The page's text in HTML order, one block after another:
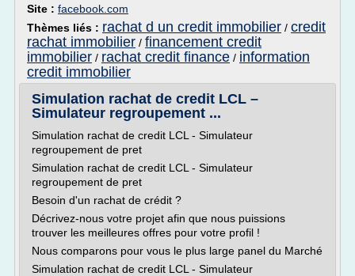
Site : facebook.com
Thèmes liés : rachat d un credit immobilier / credit
rachat immobilier / financement credit
immobilier / rachat credit finance / information
credit immobilier
Simulation rachat de credit LCL –
Simulateur regroupement ...
Simulation rachat de credit LCL - Simulateur
regroupement de pret
Simulation rachat de credit LCL - Simulateur
regroupement de pret
Besoin d'un rachat de crédit ?
Décrivez-nous votre projet afin que nous puissions
trouver les meilleures offres pour votre profil !
Nous comparons pour vous le plus large panel du Marché
Simulation rachat de credit LCL - Simulateur